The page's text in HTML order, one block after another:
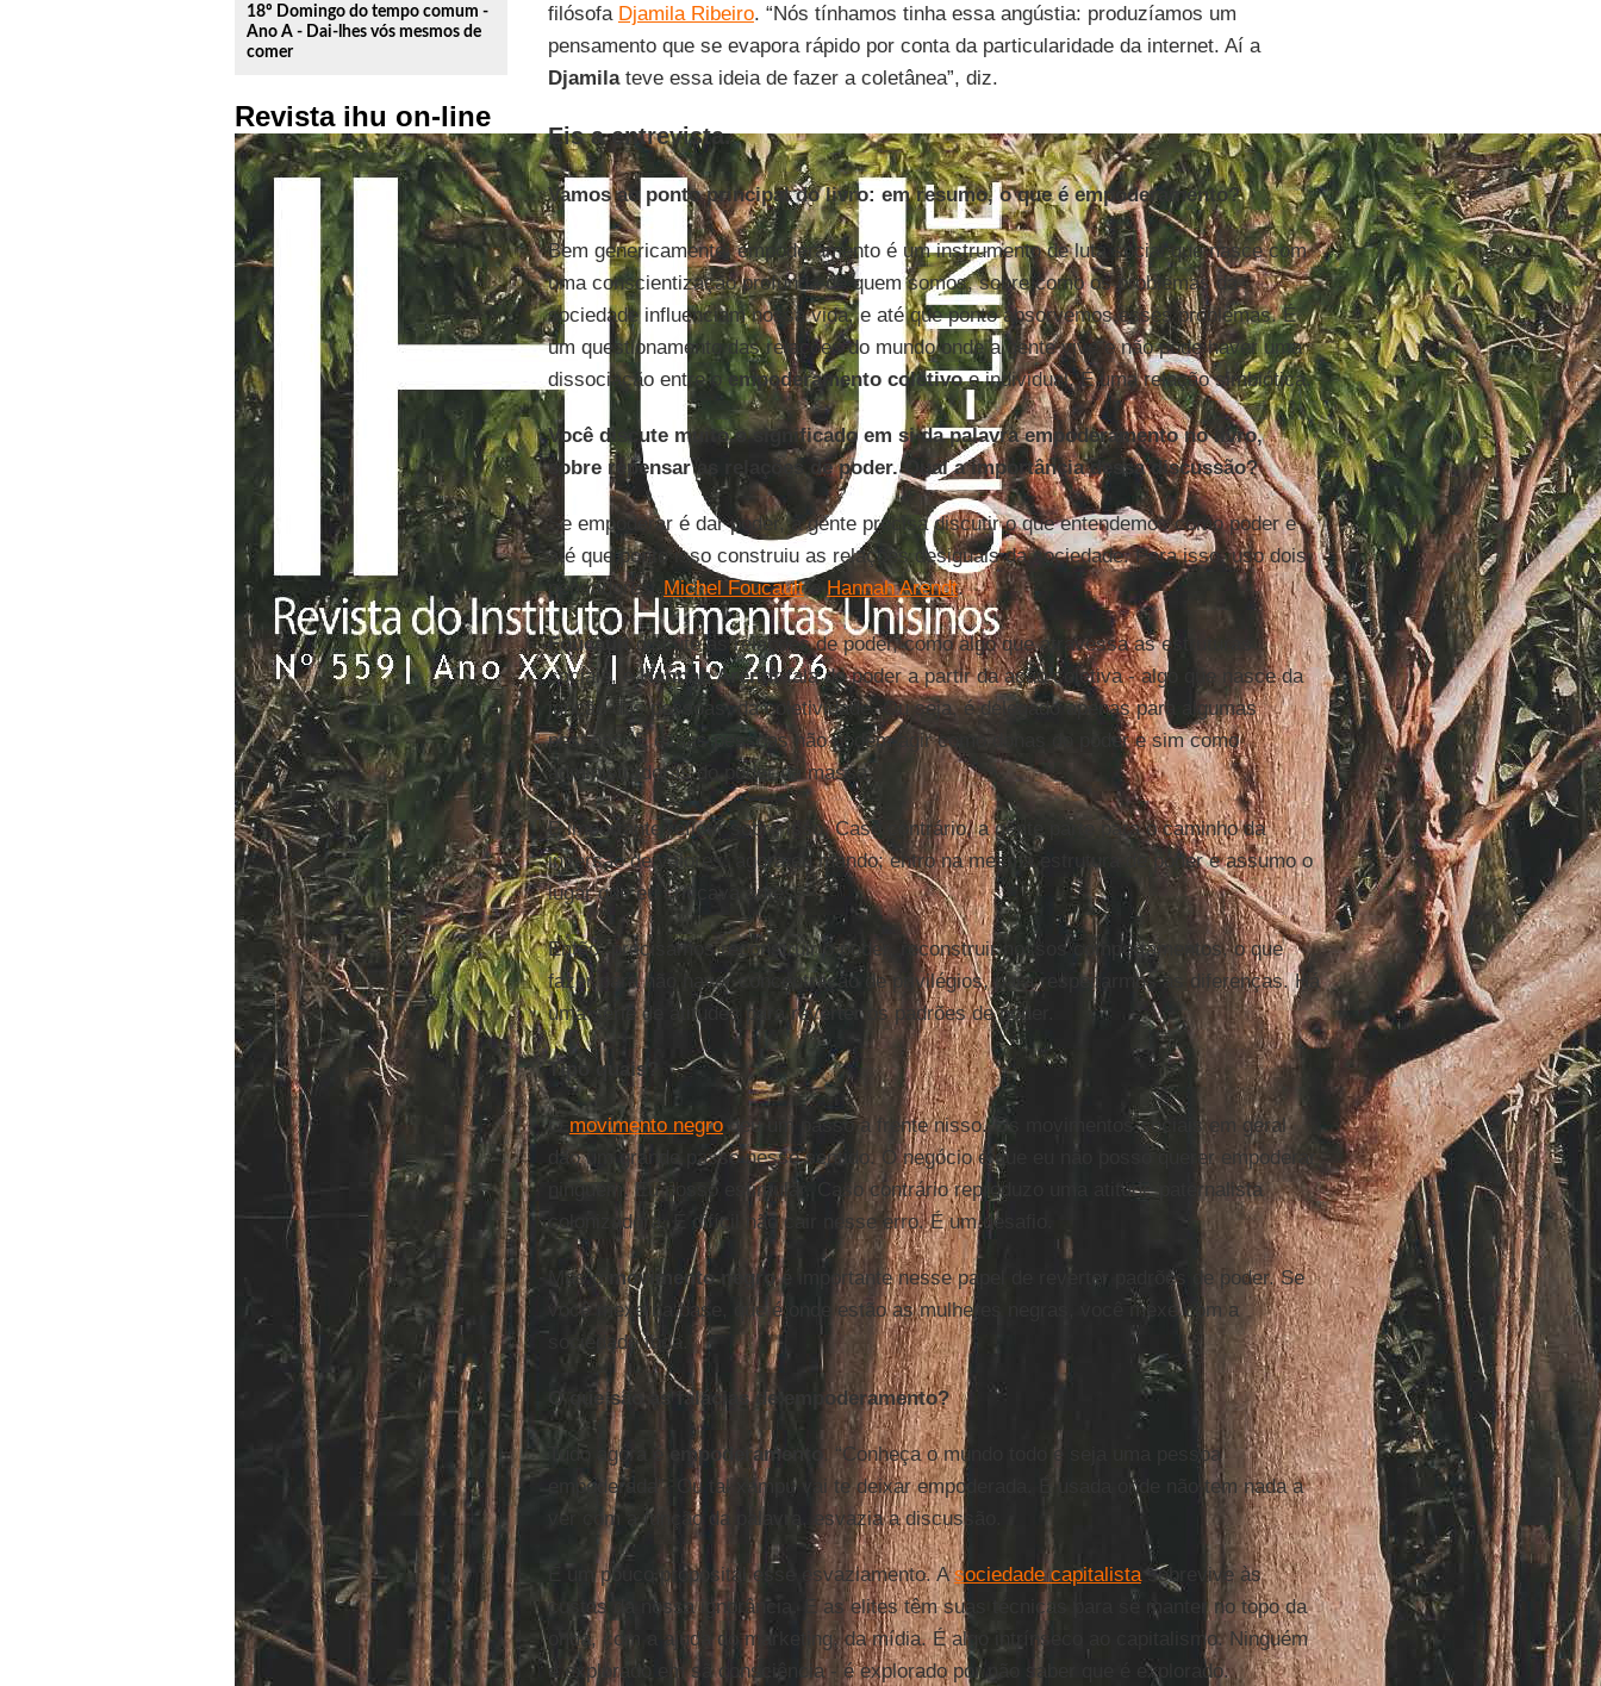
18º Domingo do tempo comum -
Ano A - Dai-lhes vós mesmos de
comer
Revista ihu on-line
filósofa Djamila Ribeiro. “Nós tínhamos tinha essa angústia: produzíamos um
pensamento que se evapora rápido por conta da particularidade da internet. Aí a
Djamilateve essa ideia de fazer a coletânea”, diz.
Eis a entrevista.
Vamos ao ponto principal do livro: em resumo, o que é empoderamento?
Bem genericamente, empoderamento é um instrumento de luta social que nasce com
uma conscientização profunda de quem somos, sobre como os problemas da
sociedade influenciam nossa vida, e até que ponto absorvemos esses problemas. É
um questionamento das relações do mundo onde a gente vive e não pode haver uma
dissociação entre oempoderamento coletivoe individual. É uma relação simbiótica.
Você discute muito o significado em si da palavra empoderamento no livro,
sobre repensar as relações de poder. Qual a importância dessa discussão?
Se empoderar é dar poder, a gente precisa discutir o que entendemos como poder e
até que ponto isso construiu as relações desiguais da sociedade. Para isso, uso dois
pensadores:Michel FoucaulteHannah Arendt.
Foucaultdiscute as relações de poder, como algo que atravessa as estruturas
sociais, eHannah Arendtfala do poder a partir da ação coletiva - algo que nasce da
junção das pessoas, da coletividade. Ou seja, é delegado apenas para algumas
pessoas. E essas pessoas não podem agir como donas do poder e sim como
administradoras do poder da massa.
É importante refletir sobre isso. Caso contrário, a gente parte para o caminho da
inversão de valores: agora eu mando; entro na mesma estrutura de poder e assumo o
lugar que eu criticava antes.
Então, precisamos reconstruir o poder, reconstruir nossos comportamentos, o que
fazer para não haver concentração de privilégios, para respeitarmos as diferenças. Há
uma série de atitudes para reverter os padrões de poder.
Tipo quais?
O movimento negrodeu um passo a frente nisso. Os movimentos sociais em geral
dão um grande passo nesse sentido. O negócio é que eu não posso querer empoderar
ninguém. Eu posso estimular. Caso contrário reproduzo uma atitude paternalista
colonizadora. É difícil não cair nesse erro. É um desafio.
Mas o movimento negroé importante nesse papel de reverter padrões de poder. Se
você mexe na base, que é onde estão as mulheres negras, você mexe com a
sociedade toda.
O que são as falácias de empoderamento?
Tudo agora é empoderamento
. “Conheça o mundo todo e seja uma pessoa
empoderada”. Ou tal xampu vai te deixar empoderada. É usada onde não tem nada a
ver com a função da palavra, esvazia a discussão.
É um pouco proposital esse esvaziamento. Asociedade capitalistasobrevive às
custas da nossa ignorância. E as elites têm suas técnicas para se manter no topo da
onda, com a ajuda do marketing, da mídia. É algo intrínseco ao capitalismo. Ninguém
é explorado em sã consciência - é explorado por não saber que é explorado.